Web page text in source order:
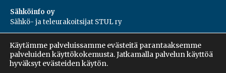
Sähköinfo oy
Sähkö- ja teleurakoitsijat STUL ry
PL 55, 02601, Espoo
Harakantie 18 B
09 5476 1422
Käytämme palveluissamme evästeitä parantaaksemme
palveluiden käyttökokemusta. Jatkamalla palvelun käyttöä
hyväksyt evästeiden käytön.